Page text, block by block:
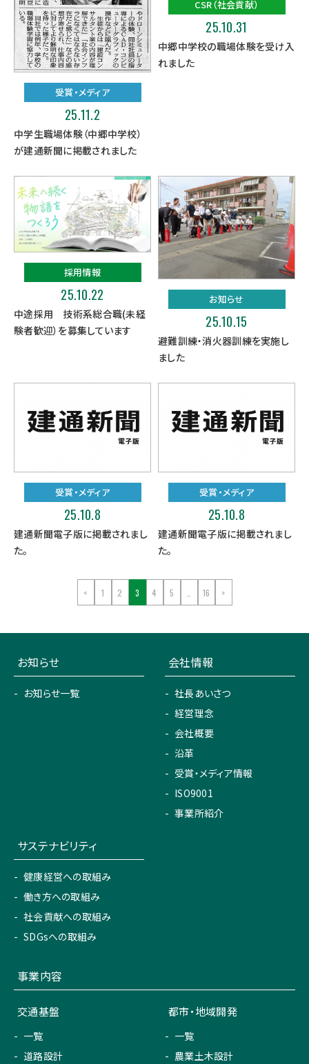
受賞・メディア
25.11.2
中学生職場体験（中郷中学校）
が建通新聞に掲載されました
CSR（社会貢献）
25.10.31
中郷中学校の職場体験を受け入
れました
採用情報
25.10.22
中途採用 技術系総合職(未経
験者歓迎）を募集しています
お知らせ
25.10.15
避難訓練・消火器訓練を実施し
ました
受賞・メディア
25.10.8
建通新聞電子版に掲載されまし
た。
受賞・メディア
25.10.8
建通新聞電子版に掲載されまし
た。
< 1 2 3 4 5 16 >
お知らせ
お知らせ一覧
会社情報
社長あいさつ
経営理念
会社概要
沿革
受賞・メディア情報
ISO9001
事業所紹介
サステナビリティ
健康経営への取組み
働き方への取組み
社会貢献への取組み
SDGsへの取組み
事業内容
交通基盤
一覧
道路設計
都市・地域開発
一覧
農業土木設計